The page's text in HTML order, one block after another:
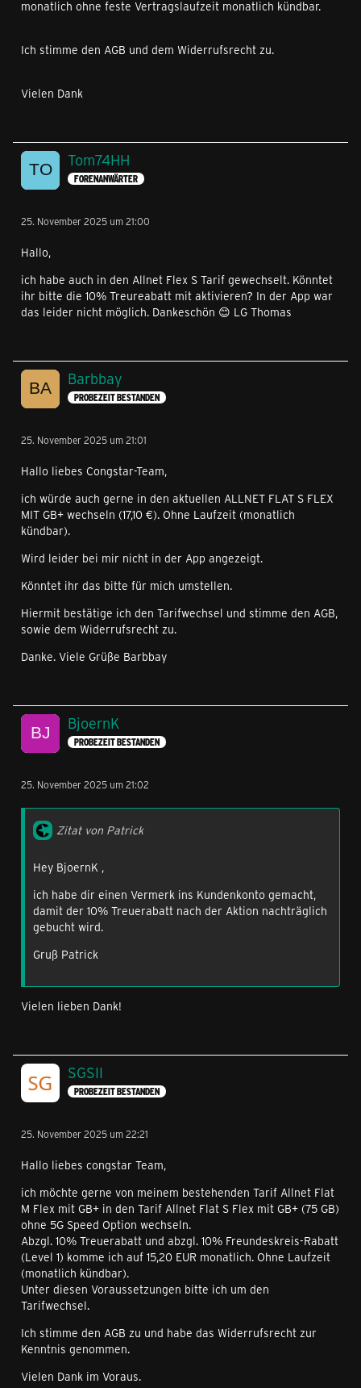
monatlich ohne feste Vertragslaufzeit monatlich kündbar.
Ich stimme den AGB und dem Widerrufsrecht zu.
Vielen Dank
Tom74HH
FORENANWÄRTER
25. November 2025 um 21:00
Hallo,
ich habe auch in den Allnet Flex S Tarif gewechselt. Könntet
ihr bitte die 10% Treureabatt mit aktivieren? In der App war
das leider nicht möglich. Dankeschön 😊 LG Thomas
Barbbay
PROBEZEIT BESTANDEN
25. November 2025 um 21:01
Hallo liebes Congstar-Team,
ich würde auch gerne in den aktuellen ALLNET FLAT S FLEX
MIT GB+ wechseln (17,10 €). Ohne Laufzeit (monatlich
kündbar).
Wird leider bei mir nicht in der App angezeigt.
Könntet ihr das bitte für mich umstellen.
Hiermit bestätige ich den Tarifwechsel und stimme den AGB,
sowie dem Widerrufsrecht zu.
Danke. Viele Grüße Barbbay
BjoernK
PROBEZEIT BESTANDEN
25. November 2025 um 21:02
Zitat von Patrick
Hey BjoernK ,
ich habe dir einen Vermerk ins Kundenkonto gemacht,
damit der 10% Treuerabatt nach der Aktion nachträglich
gebucht wird.
Gruß Patrick
Vielen lieben Dank!
SGSII
PROBEZEIT BESTANDEN
25. November 2025 um 22:21
Hallo liebes congstar Team,
ich möchte gerne von meinem bestehenden Tarif Allnet Flat
M Flex mit GB+ in den Tarif Allnet Flat S Flex mit GB+ (75 GB)
ohne 5G Speed Option wechseln.
Abzgl. 10% Treuerabatt und abzgl. 10% Freundeskreis-Rabatt
(Level 1) komme ich auf 15,20 EUR monatlich. Ohne Laufzeit
(monatlich kündbar).
Unter diesen Voraussetzungen bitte ich um den
Tarifwechsel.
Ich stimme den AGB zu und habe das Widerrufsrecht zur
Kenntnis genommen.
Vielen Dank im Voraus.